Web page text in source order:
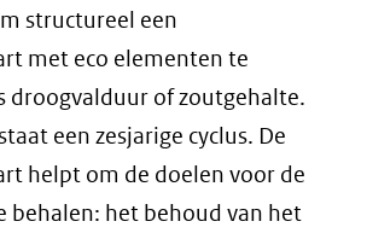
structureel een
met eco elementen te
droogvalduur of zoutgehalte.
een zesjarige cyclus. De
helpt om de doelen voor de
behalen: het behoud van het